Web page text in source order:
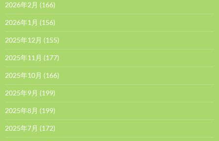
2026年2月 (166)
2026年1月 (156)
2025年12月 (155)
2025年11月 (177)
2025年10月 (166)
2025年9月 (199)
2025年8月 (199)
2025年7月 (172)